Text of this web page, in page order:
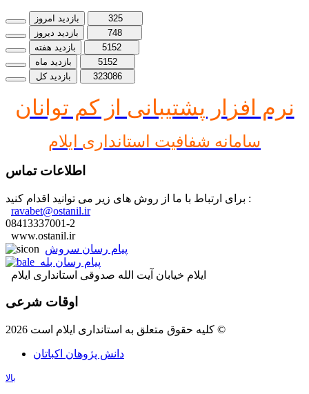
بازدید امروز
325
بازدید دیروز
748
بازدید هفته
5152
بازدید ماه
5152
بازدید کل
323086
نرم افز ار پشتیبانی از کم توانان
سامانه شفافیت استانداری ایلام
اطلاعات تماس
برای ارتباط با ما از روش های زیر می توانید اقدام کنید :
ravabet@ostanil.ir
08413337001-2
www.ostanil.ir
پیام رسان سروش
پیام رسان بله
ایلام خیابان آیت الله صدوقی استانداری ایلام
اوقات شرعی
کلیه حقوق متعلق به استانداری ایلام است 2026 ©
دانش پژوهان اکباتان
بالا